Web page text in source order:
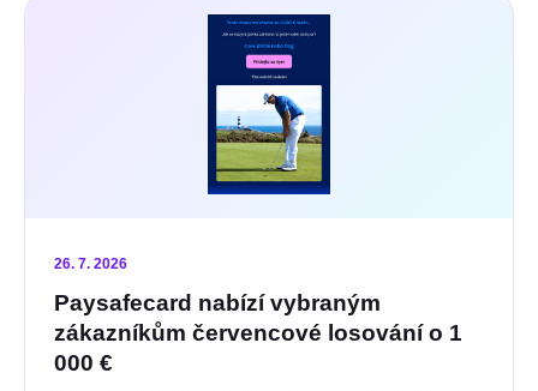
26. 7. 2026
Paysafecard nabízí vybraným
zákazníkům červencové losování o 1
000 €